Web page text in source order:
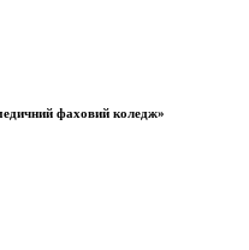
фаховий коледж»